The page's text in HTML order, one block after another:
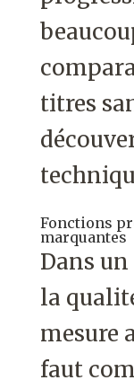
titres
Fonctions
marquantes
Dans
la
mesure
faut